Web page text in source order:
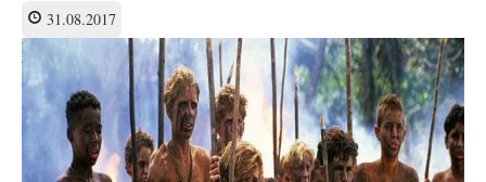
31.08.2017